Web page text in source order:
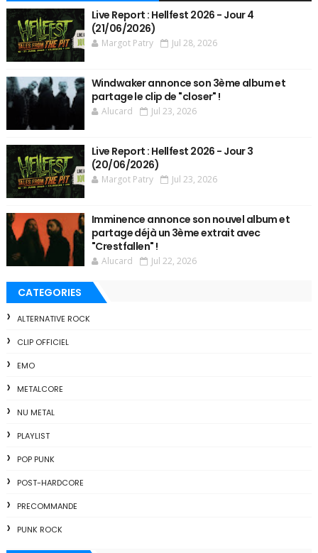
Live Report : Hellfest 2026 - Jour 4
(21/06/2026)
Margot Patry Jul 28, 2026
Windwaker annonce son 3ème album et
partage le clip de "closer" !
Alucard Jul 23, 2026
Live Report : Hellfest 2026 - Jour 3
(20/06/2026)
Margot Patry Jul 23, 2026
Imminence annonce son nouvel album et
partage déjà un 3ème extrait avec
"Crestfallen" !
Alucard Jul 22, 2026
CATEGORIES
ALTERNATIVE ROCK
CLIP OFFICIEL
EMO
METALCORE
NU METAL
PLAYLIST
POP PUNK
POST-HARDCORE
PRECOMMANDE
PUNK ROCK